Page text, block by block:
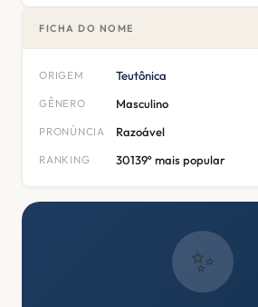
FICHA DO NOME
ORIGEM Teutônica
GÊNERO Masculino
PRONÚNCIA Razoável
RANKING 30139º mais popular
✨